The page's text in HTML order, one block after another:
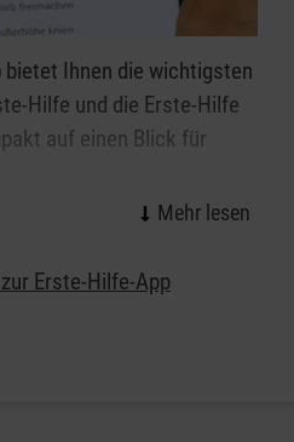
bietet Ihnen die wichtigsten
Hilfe und die Erste-Hilfe
auf einen Blick für
führen Sie Schritt
und mit unseren
Ihre Kenntnisse und
Erste-Hilfe-App